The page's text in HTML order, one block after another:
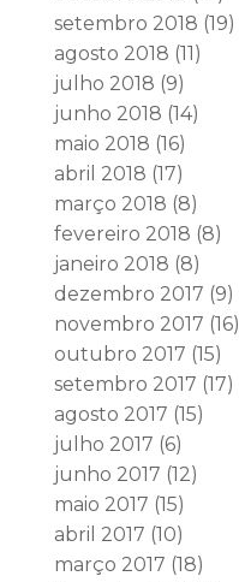
setembro 2018 (19)
agosto 2018 (11)
julho 2018 (9)
junho 2018 (14)
maio 2018 (16)
abril 2018 (17)
março 2018 (8)
fevereiro 2018 (8)
janeiro 2018 (8)
dezembro 2017 (9)
novembro 2017 (16)
outubro 2017 (15)
setembro 2017 (17)
agosto 2017 (15)
julho 2017 (6)
junho 2017 (12)
maio 2017 (15)
abril 2017 (10)
março 2017 (18)